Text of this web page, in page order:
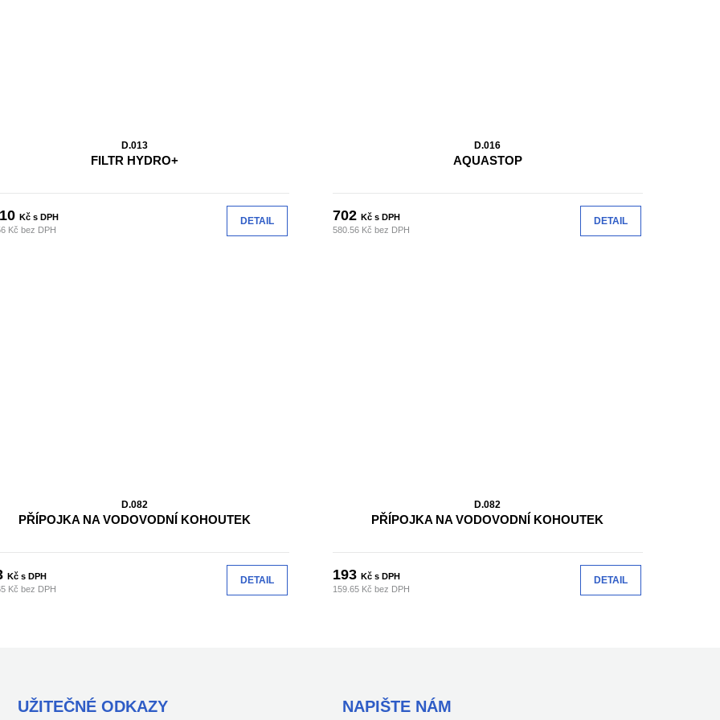
D.013
FILTR HYDRO+
Kč s DPH
Kč bez DPH
DETAIL
D.016
AQUASTOP
702 Kč s DPH
580.56 Kč bez DPH
DETAIL
D.082
PŘÍPOJKA NA VODOVODNÍ KOHOUTEK
Kč s DPH
Kč bez DPH
DETAIL
D.082
PŘÍPOJKA NA VODOVODNÍ KOHOUTEK
193 Kč s DPH
159.65 Kč bez DPH
DETAIL
UŽITEČNÉ ODKAZY NAPIŠTE NÁM